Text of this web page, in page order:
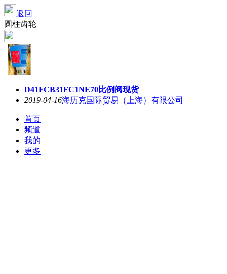
返回
圆柱齿轮
D41FCB31FC1NE70比例阀现货
2019-04-16海历克国际贸易（上海）有限公司
首页
频道
我的
更多